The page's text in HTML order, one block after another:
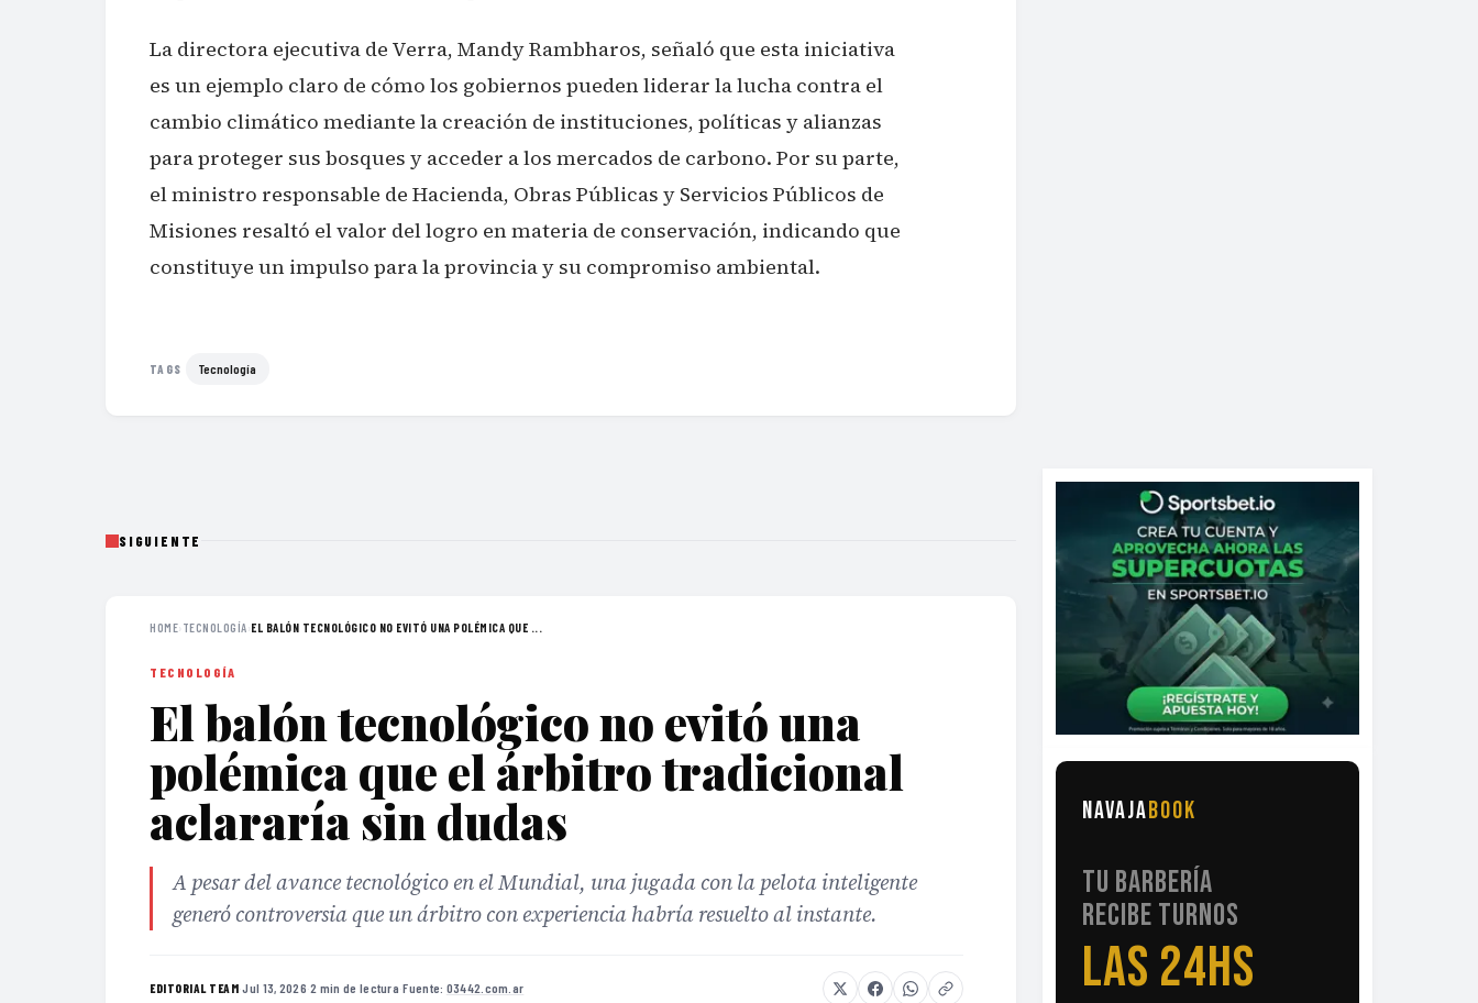
La directora ejecutiva de Verra, Mandy Rambharos, señaló que esta iniciativa
es un ejemplo claro de cómo los gobiernos pueden liderar la lucha contra el
cambio climático mediante la creación de instituciones, políticas y alianzas
para proteger sus bosques y acceder a los mercados de carbono. Por su parte,
el ministro responsable de Hacienda, Obras Públicas y Servicios Públicos de
Misiones resaltó el valor del logro en materia de conservación, indicando que
constituye un impulso para la provincia y su compromiso ambiental.
TAGS Tecnología
SIGUIENTE
HOME› TECNOLOGÍA›EL BALÓN TECNOLÓGICO NO EVITÓ UNA POLÉMICA QUE ...
TECNOLOGÍA
El balón tecnológico no evitó una
polémica que el árbitro tradicional
aclararía sin dudas
A pesar del avance tecnológico en el Mundial, una jugada con la pelota inteligente
generó controversia que un árbitro con experiencia habría resuelto al instante.
EDITORIAL TEAM·Jul 13, 2026·2 min de lectura·Fuente: 03442.com.ar
NAVAJABOOK
TU BARBERÍA
RECIBE TURNOS
LAS 24HS